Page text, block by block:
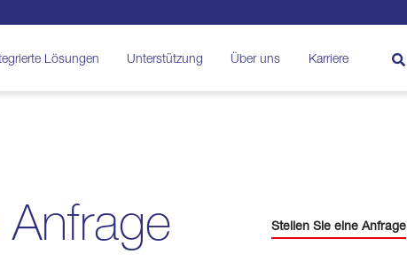
Lösungen Unterstützung Über uns Karriere
Stellen Sie eine Anfrage